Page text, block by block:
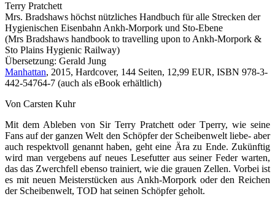
Terry Pratchett
Mrs. Bradshaws höchst nützliches Handbuch für alle Strecken der
Hygienischen Eisenbahn Ankh-Morpork und Sto-Ebene
(Mrs Bradshaws handbook to travelling upon to Ankh-Morpork &
Sto Plains Hygienic Railway)
Übersetzung: Gerald Jung
Manhattan, 2015, Hardcover, 144 Seiten, 12,99 EUR, ISBN 978-3-
442-54764-7 (auch als eBook erhältlich)
Von Carsten Kuhr
Mit dem Ableben von Sir Terry Pratchett oder Tperry, wie seine
Fans auf der ganzen Welt den Schöpfer der Scheibenwelt liebe- aber
auch respektvoll genannt haben, geht eine Ära zu Ende. Zukünftig
wird man vergebens auf neues Lesefutter aus seiner Feder warten,
das das Zwerchfell ebenso trainiert, wie die grauen Zellen. Vorbei ist
es mit neuen Meisterstücken aus Ankh-Morpork oder den Reichen
der Scheibenwelt, TOD hat seinen Schöpfer geholt.